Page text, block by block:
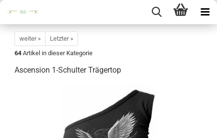
weiter »
Letzter »
64 Artikel in dieser Kategorie
Ascension 1-Schulter Trägertop